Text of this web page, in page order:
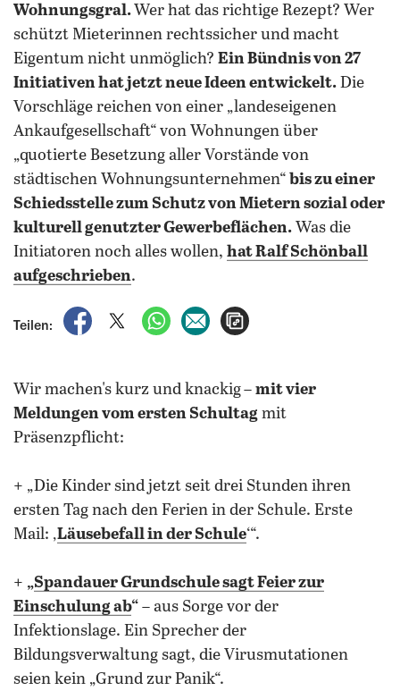
Wohnungsgral. Wer hat das richtige Rezept? Wer
schützt Mieterinnen rechtssicher und macht
Eigentum nicht unmöglich? Ein Bündnis von 27
Initiativen hat jetzt neue Ideen entwickelt. Die
Vorschläge reichen von einer „landeseigenen
Ankaufgesellschaft“ von Wohnungen über
„quotierte Besetzung aller Vorstände von
städtischen Wohnungsunternehmen“ bis zu einer
Schiedsstelle zum Schutz von Mietern sozial oder
kulturell genutzter Gewerbeflächen. Was die
Initiatoren noch alles wollen, hat Ralf Schönball
aufgeschrieben.
Teilen:
auf Facebook teilen
auf X teilenper WhatsApp teilen
per E-Mail teilen
Wir machen's kurz und knackig– mit vier
Meldungen vom ersten Schultag mit
Präsenzpflicht:
+ „Die Kinder sind jetzt seit drei Stunden ihren
ersten Tag nach den Ferien in der Schule. Erste
Mail: ‚Läusebefall in der Schule‘“.
+ „Spandauer Grundschule sagt Feier zur
Einschulung ab“ – aus Sorge vor der
Infektionslage. Ein Sprecher der
Bildungsverwaltung sagt, die Virusmutationen
seien kein „Grund zur Panik“.